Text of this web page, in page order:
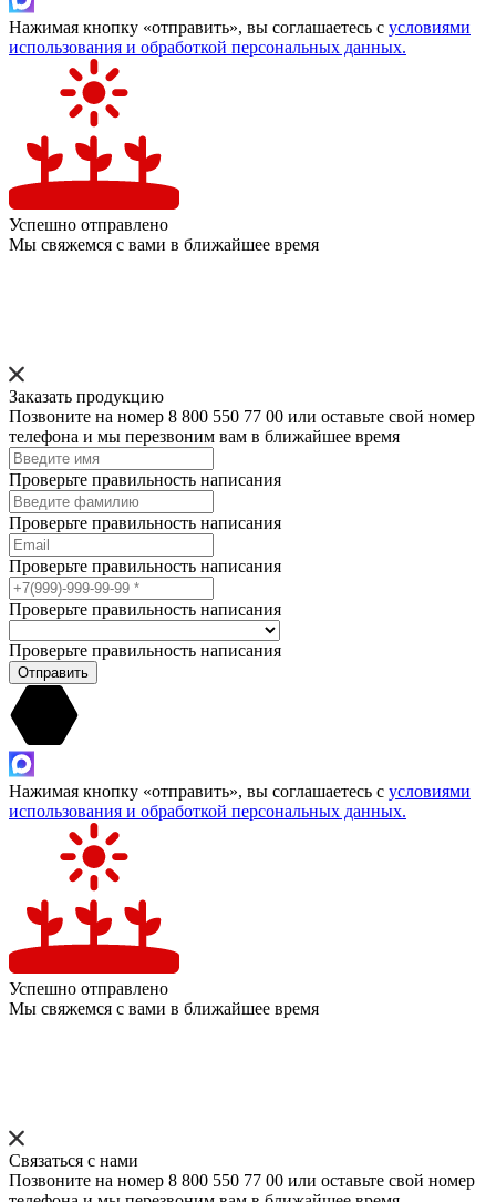
Нажимая кнопку «отправить», вы соглашаетесь с условиями
использования и обработкой персональных данных.
Успешно отправлено
Мы свяжемся с вами в ближайшее время
Заказать продукцию
Позвоните на номер 8 800 550 77 00 или оставьте свой номер
телефона и мы перезвоним вам в ближайшее время
Проверьте правильность написания
Проверьте правильность написания
Проверьте правильность написания
Проверьте правильность написания
Проверьте правильность написания
Отправить
Нажимая кнопку «отправить», вы соглашаетесь с условиями
использования и обработкой персональных данных.
Успешно отправлено
Мы свяжемся с вами в ближайшее время
Связаться с нами
Позвоните на номер 8 800 550 77 00 или оставьте свой номер